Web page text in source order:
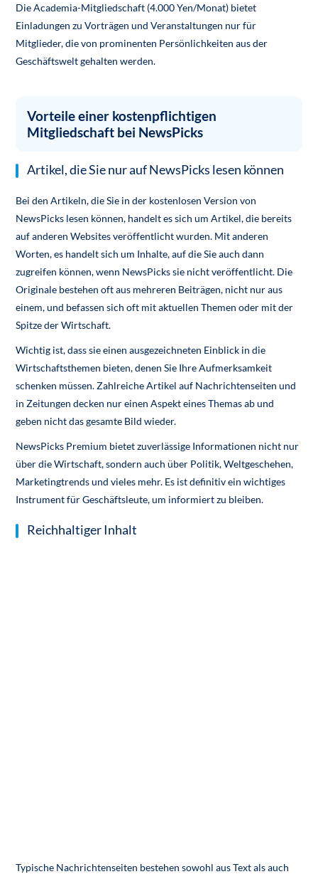
Die Academia-Mitgliedschaft (4.000 Yen/Monat) bietet
Einladungen zu Vorträgen und Veranstaltungen nur für
Mitglieder, die von prominenten Persönlichkeiten aus der
Geschäftswelt gehalten werden.
Vorteile einer kostenpflichtigen
Mitgliedschaft bei NewsPicks
Artikel, die Sie nur auf NewsPicks lesen können
Bei den Artikeln, die Sie in der kostenlosen Version von
NewsPicks lesen können, handelt es sich um Artikel, die bereits
auf anderen Websites veröffentlicht wurden. Mit anderen
Worten, es handelt sich um Inhalte, auf die Sie auch dann
zugreifen können, wenn NewsPicks sie nicht veröffentlicht. Die
Originale bestehen oft aus mehreren Beiträgen, nicht nur aus
einem, und befassen sich oft mit aktuellen Themen oder mit der
Spitze der Wirtschaft.
Wichtig ist, dass sie einen ausgezeichneten Einblick in die
Wirtschaftsthemen bieten, denen Sie Ihre Aufmerksamkeit
schenken müssen. Zahlreiche Artikel auf Nachrichtenseiten und
in Zeitungen decken nur einen Aspekt eines Themas ab und
geben nicht das gesamte Bild wieder.
NewsPicks Premium bietet zuverlässige Informationen nicht nur
über die Wirtschaft, sondern auch über Politik, Weltgeschehen,
Marketingtrends und vieles mehr. Es ist definitiv ein wichtiges
Instrument für Geschäftsleute, um informiert zu bleiben.
Reichhaltiger Inhalt
Typische Nachrichtenseiten bestehen sowohl aus Text als auch